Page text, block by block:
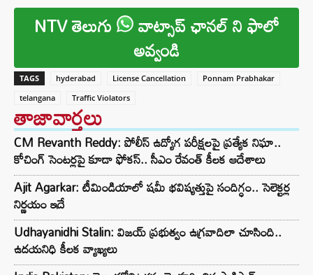
NTV తెలుగు వాట్సాప్ ఛానల్ ని ఫాలో
అవ్వండి
TAGS hyderabad License Cancellation
Ponnam Prabhakar
telangana
Traffic Violators
తాజావార్తలు
CM Revanth Reddy: పోలీస్ ఉద్యోగ పరీక్షలపై ప్రత్యేక నిఘా..
కోచింగ్ సెంటర్లపై కూడా ఫోకస్.. సీఎం రేవంత్ కీలక ఆదేశాలు
Ajit Agarkar: టీమిండియాలో షమీ భవిష్యత్తుపై సందిగ్ధం.. సెలెక్టర్ల
నిర్ణయం ఇదే
Udhayanidhi Stalin: విజయ్ ప్రభుత్వం ఉగ్రవాదిలా చూసింది..
ఉదయనిధి కీలక వ్యాఖ్యలు